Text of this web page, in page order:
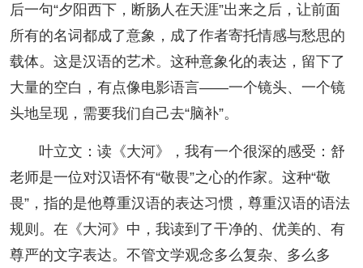
后一句“夕阳西下，断肠人在天涯”出来之后，让前面
所有的名词都成了意象，成了作者寄托情感与愁思的
载体。这是汉语的艺术。这种意象化的表达，留下了
大量的空白，有点像电影语言——一个镜头、一个镜
头地呈现，需要我们自己去“脑补”。
叶立文：读《大河》，我有一个很深的感受：舒
老师是一位对汉语怀有“敬畏”之心的作家。这种“敬
畏”，指的是他尊重汉语的表达习惯，尊重汉语的语法
规则。在《大河》中，我读到了干净的、优美的、有
尊严的文字表达。不管文学观念多么复杂、多么多